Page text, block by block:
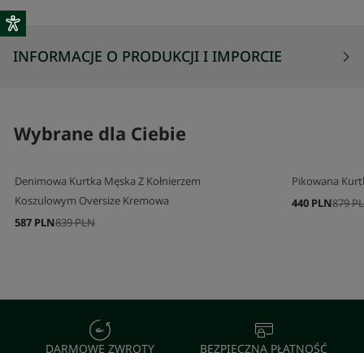
INFORMACJE O PRODUKCJI I IMPORCIE
Wybrane dla Ciebie
Denimowa Kurtka Męska Z Kołnierzem
Koszulowym Oversize Kremowa
839 PLN
587 PLN
Pikowana
879
440 PLN
DARMOWE ZWROTY BEZPIECZNA PŁATNOŚĆ